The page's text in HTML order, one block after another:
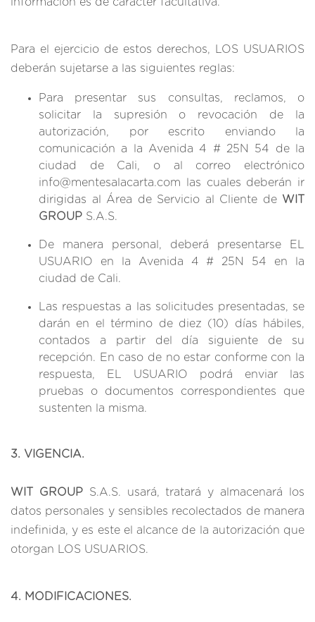
Para el ejercicio de estos derechos, LOS USUARIOS
deberán sujetarse a las siguientes reglas:
Para presentar sus consultas, reclamos, o
solicitar la supresión o revocación de la
autorización, por escrito enviando la
comunicación a la Avenida 4 # 25N 54 de la
ciudad de Cali, o al correo electrónico
info@mentesalacarta.com las cuales deberán ir
dirigidas al Área de Servicio al Cliente de WIT
GROUP S.A.S.
De manera personal, deberá presentarse EL
USUARIO en la Avenida 4 # 25N 54 en la
ciudad de Cali.
Las respuestas a las solicitudes presentadas, se
darán en el término de diez (10) días hábiles,
contados a partir del día siguiente de su
recepción. En caso de no estar conforme con la
respuesta, EL USUARIO podrá enviar las
pruebas o documentos correspondientes que
sustenten la misma.
3. VIGENCIA.
WIT GROUPS.A.S. usará, tratará y almacenará los
datos personales y sensibles recolectados de manera
indefinida, y es este el alcance de la autorización que
otorgan LOS USUARIOS.
4. MODIFICACIONES.